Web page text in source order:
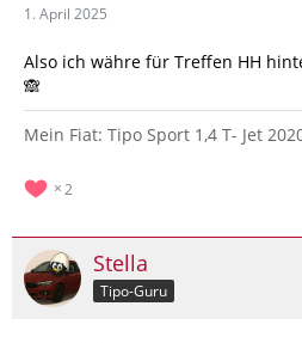
1. April 2025
Also ich währe für Treffen HH
🙈
Mein Fiat: Tipo Sport 1,4 T- Jet
2
Stella
Tipo-Guru